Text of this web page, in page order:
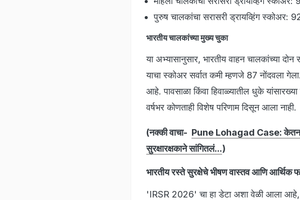
पुरुष चालकांचा सरासरी ड्रायव्हिंग स्कोअर:
भारतीय चालकांच्या मुख्य चुका
या अभ्यासानुसार, भारतीय वाहन चालकांच्या
याचा स्कोअर सर्वात कमी म्हणजे 87 नोंदवला
आहे. पावसाळा किंवा हिवाळ्यातील धुके
वर्षभर कोणताही विशेष परिणाम दिसून आला नाही.
(नक्की वाचा- Pune Lohagad Case:
सुरक्षारक्षकाने सांगितलं...)
भारतीय रस्ते सुरक्षेचे भीषण वास्तव आणि आर्थिक
'IRSR 2026' चा हा डेटा अशा वेळी आला आहे,